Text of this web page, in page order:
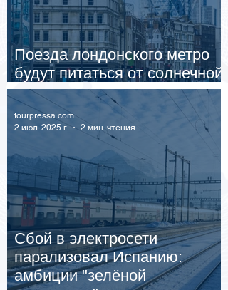
Поезда лондонского метро
будут питаться от солнечной
электростанции
Сбой в электросети
парализовал Испанию:
амбиции "зелёной
tourpressa.com
2 июл. 2025 г.
2 мин. чтения